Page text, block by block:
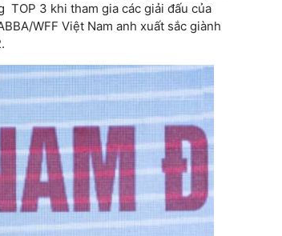
TOP 3 khi tham gia các giải đấu của
WFF Việt Nam anh xuất sắc giành